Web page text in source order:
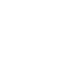
le aportan una